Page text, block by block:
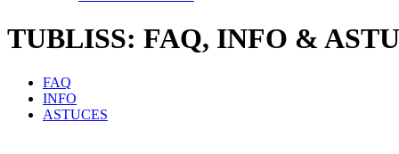
TUBLISS: FAQ, INFO &
FAQ
INFO
ASTUCES